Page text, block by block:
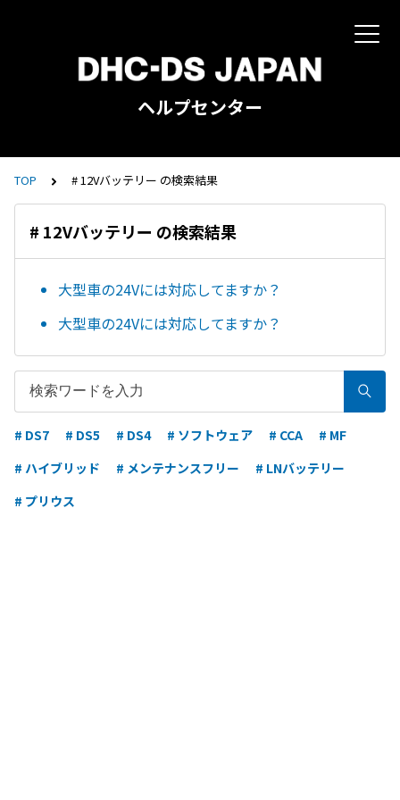
ヘルプセンター
TOP # 12Vバッテリー の検索結果
# 12Vバッテリー の検索結果
大型車の24Vには対応してますか？
大型車の24Vには対応してますか？
# DS7 # DS5 # DS4 # ソフトウェア # CCA
# MF
# ハイブリッド
# メンテナンスフリー
# LNバッテリー
# プリウス